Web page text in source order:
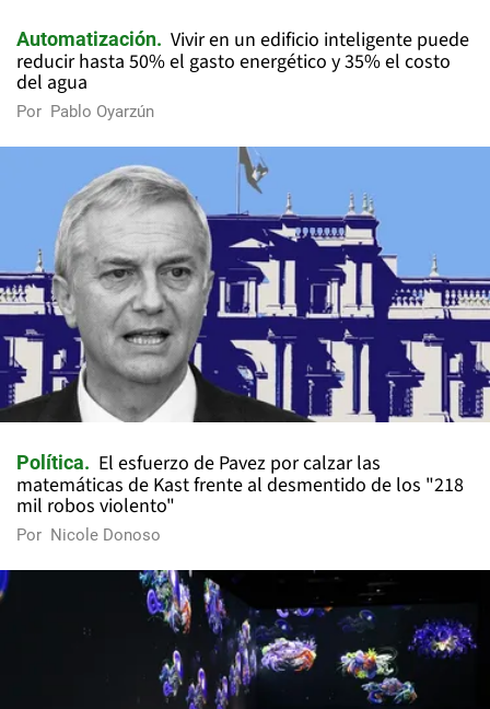
Automatización
Vivir en un edificio inteligente puede
reducir hasta 50% el gasto energético y 35% el costo
del agua
Por Pablo Oyarzún
Política
El esfuerzo de Pavez por calzar las
matemáticas de Kast frente al desmentido de los "218
mil robos violento"
Por Nicole Donoso